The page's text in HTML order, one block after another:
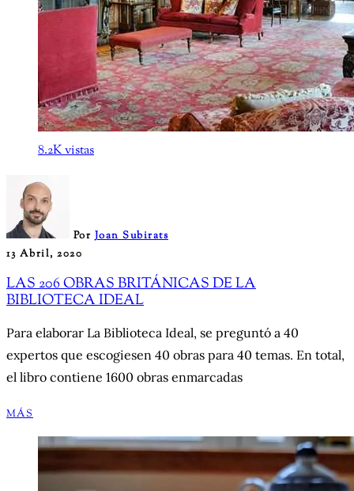
8.2K vistas
PorJoan Subirats
13 Abril, 2020
LAS 206 OBRAS BRITÁNICAS DE LA
BIBLIOTECA IDEAL
Para elaborar La Biblioteca Ideal, se preguntó a 40
expertos que escogiesen 40 obras para 40 temas. En total,
el libro contiene 1600 obras enmarcadas
MÁS